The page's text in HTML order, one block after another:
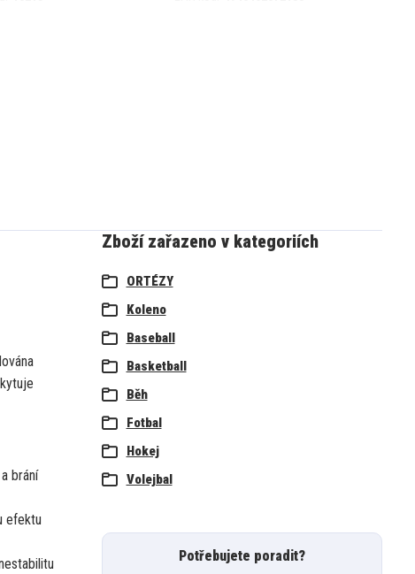
brání
efektu
Zboží zařazeno v kategoriích
ORTÉZY
Koleno
Baseball
Basketball
Běh
Fotbal
Hokej
Volejbal
Potřebujete poradit?